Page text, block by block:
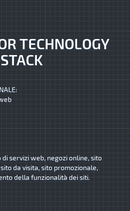
TECHNOLOGY
STACK
servizi web, negozi online, sito
da visita, sito promozionale,
della funzionalità dei siti.